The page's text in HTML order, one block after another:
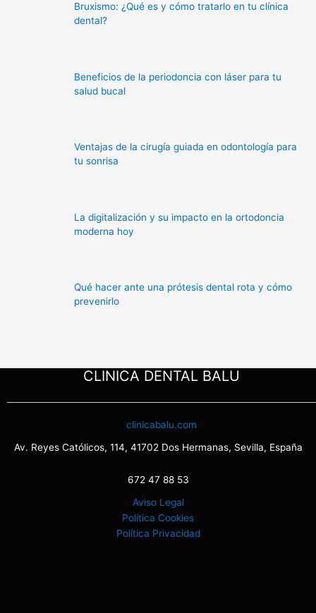
Bruxismo: ¿Qué es y cómo tratarlo en tu clínica
dental?
Beneficios de la periodoncia con láser para tu
salud bucal
Ventajas de la cirugía guiada en odontología para
tu sonrisa
La digitalización y su impacto en la ortodoncia
moderna hoy
Qué hacer ante una prótesis dental rota y cómo
prevenirlo
CLINICA DENTAL BALU
clinicabalu.com
Av. Reyes Católicos, 114, 41702 Dos Hermanas, Sevilla, España
672 47 88 53
Aviso Legal
Política Cookies
Política Privacidad